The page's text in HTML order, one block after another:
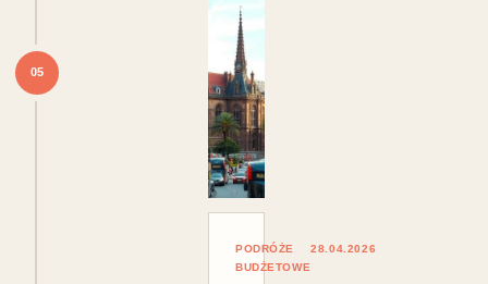
05
PODRÓŻE
BUDŻETOWE
28.04.2026